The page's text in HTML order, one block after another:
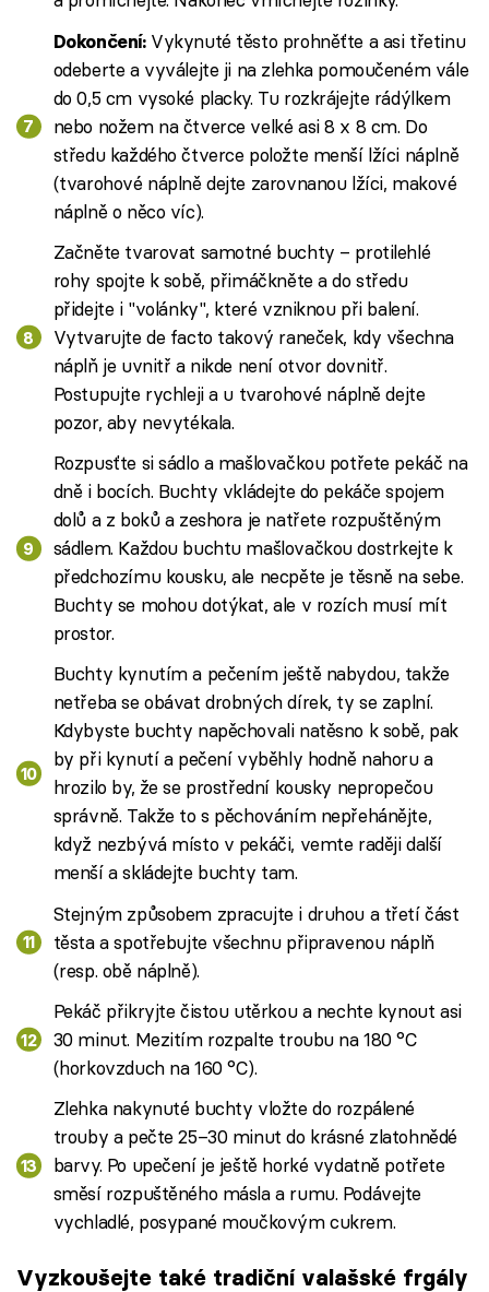
Dokončení:Vykynuté těsto prohněťte a asi třetinu
odeberte a vyválejte ji na zlehka pomoučeném vále
do 0,5 cm vysoké placky. Tu rozkrájejte rádýlkem
nebo nožem na čtverce velké asi 8 x 8 cm. Do
středu každého čtverce položte menší lžíci náplně
(tvarohové náplně dejte zarovnanou lžíci, makové
náplně o něco víc).
Začněte tvarovat samotné buchty – protilehlé
rohy spojte k sobě, přimáčkněte a do středu
přidejte i "volánky", které vzniknou při balení.
Vytvarujte de facto takový raneček, kdy všechna
náplň je uvnitř a nikde není otvor dovnitř.
Postupujte rychleji a u tvarohové náplně dejte
pozor, aby nevytékala.
Rozpusťte si sádlo a mašlovačkou potřete pekáč na
dně i bocích. Buchty vkládejte do pekáče spojem
dolů a z boků a zeshora je natřete rozpuštěným
sádlem. Každou buchtu mašlovačkou dostrkejte k
předchozímu kousku, ale necpěte je těsně na sebe.
Buchty se mohou dotýkat, ale v rozích musí mít
prostor.
Buchty kynutím a pečením ještě nabydou, takže
netřeba se obávat drobných dírek, ty se zaplní.
Kdybyste buchty napěchovali natěsno k sobě, pak
by při kynutí a pečení vyběhly hodně nahoru a
hrozilo by, že se prostřední kousky nepropečou
správně. Takže to s pěchováním nepřehánějte,
když nezbývá místo v pekáči, vemte raději další
menší a skládejte buchty tam.
Stejným způsobem zpracujte i druhou a třetí část
těsta a spotřebujte všechnu připravenou náplň
(resp. obě náplně).
Pekáč přikryjte čistou utěrkou a nechte kynout asi
30 minut. Mezitím rozpalte troubu na 180 °C
(horkovzduch na 160 °C).
Zlehka nakynuté buchty vložte do rozpálené
trouby a pečte 25–30 minut do krásné zlatohnědé
barvy. Po upečení je ještě horké vydatně potřete
směsí rozpuštěného másla a rumu. Podávejte
vychladlé, posypané moučkovým cukrem.
Vyzkoušejte také tradiční valašské frgály